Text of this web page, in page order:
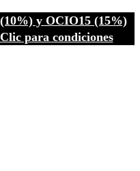
y OCIO15 (15%)
para condiciones